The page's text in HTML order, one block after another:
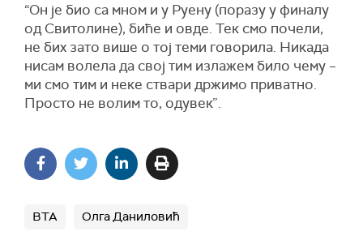
“Он је био са мном и у Руену (поразу у финалу
од Свитолине), биће и овде. Тек смо почели,
не бих зато више о тој теми говорила. Никада
нисам волела да свој тим излажем било чему –
ми смо тим и неке ствари држимо приватно.
Просто не волим то, одувек”.
ВТА Олга Даниловић